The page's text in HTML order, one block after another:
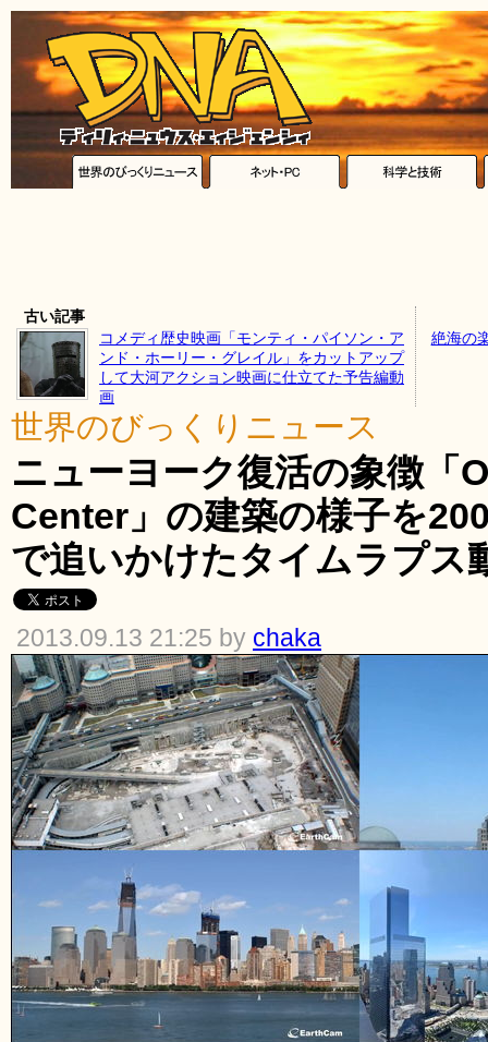
古い記事
コメディ歴史映画「モンティ・パイソン・ア
ンド・ホーリー・グレイル」をカットアップ
して大河アクション映画に仕立てた予告編動
画
絶海の
世界のびっくりニュース
ニューヨーク復活の象徴「
Center」の建築の様子を
で追いかけたタイムラプス
2013.09.13 21:25 by chaka